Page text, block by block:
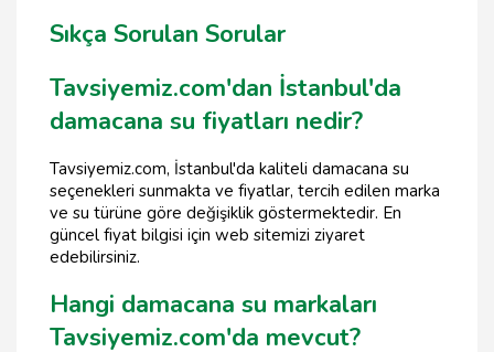
Sıkça Sorulan Sorular
Tavsiyemiz.com'dan İstanbul'da
damacana su fiyatları nedir?
Tavsiyemiz.com, İstanbul'da kaliteli damacana su
seçenekleri sunmakta ve fiyatlar, tercih edilen marka
ve su türüne göre değişiklik göstermektedir. En
güncel fiyat bilgisi için web sitemizi ziyaret
edebilirsiniz.
Hangi damacana su markaları
Tavsiyemiz.com'da mevcut?